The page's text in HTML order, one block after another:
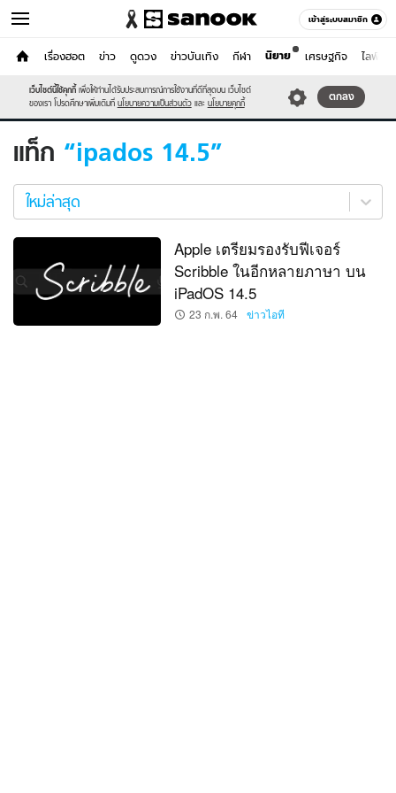
เข้าสู่ระบบสมาชิก
หน้าแรก
เรื่องฮอต ข่าว ดูดวง ข่าวบันเทิง กีฬา เศรษฐกิจ ไลฟ์สไ
นิยาย
ไอที หมวดอื่นๆ
เว็บไซต์นี้ใช้คุกกี้ เพื่อให้ท่านได้รับประสบการณ์การใช้งานที่ดีที่สุดบน เว็บไซต์
ของเรา โปรดศึกษาเพิ่มเติมที่ นโยบายความเป็นส่วนตัว และ นโยบายคุกกี้
ตกลง
แท็ก ipados 14.5
ipados
14.5
ใหม่
ล่าสุด
ใหม่ล่าสุด
Apple เตรียมรองรับฟีเจอร์
Scribble ในอีกหลายภาษา บน
iPadOS 14.5
23 ก.พ. 64 ข่าวไอที